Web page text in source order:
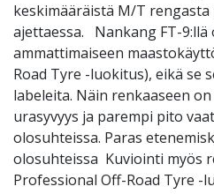
keskimääräistä M/T
ajettaessa. Nankang FT-
ammattimaiseen
Road Tyre -luokitus), eikä se
labeleita. Näin renkaaseen
urasyvyys ja parempi pito
olosuhteissa. Paras
olosuhteissa Kuviointi myös
Professional Off-Road Tyre -